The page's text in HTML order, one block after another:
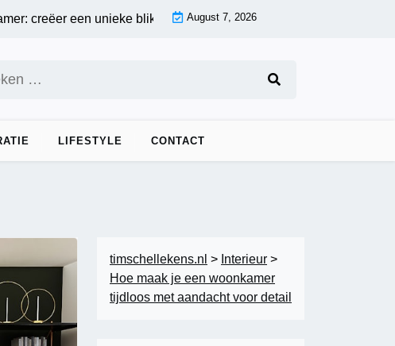
een unieke blikvanger op maat |Eclectische
August 7, 2026
LIFESTYLE CONTACT
timschellekens.nl > Interieur >
Hoe maak je een woonkamer
tijdloos met aandacht voor detail